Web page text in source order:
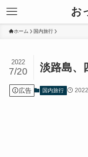
お
ホーム 国内旅行
淡路島、
2022
7/20
広告 国内旅行